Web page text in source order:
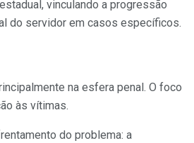
vinculando a progressão
do servidor em casos específicos.
na esfera penal. O foco
às vítimas.
do problema: a